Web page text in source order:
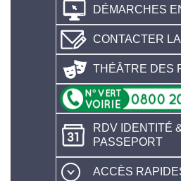
DÉMARCHES
CONTACTER
THÉÂTRE DES
RDV IDENTITÉ
PASSEPORT
ACCÈS